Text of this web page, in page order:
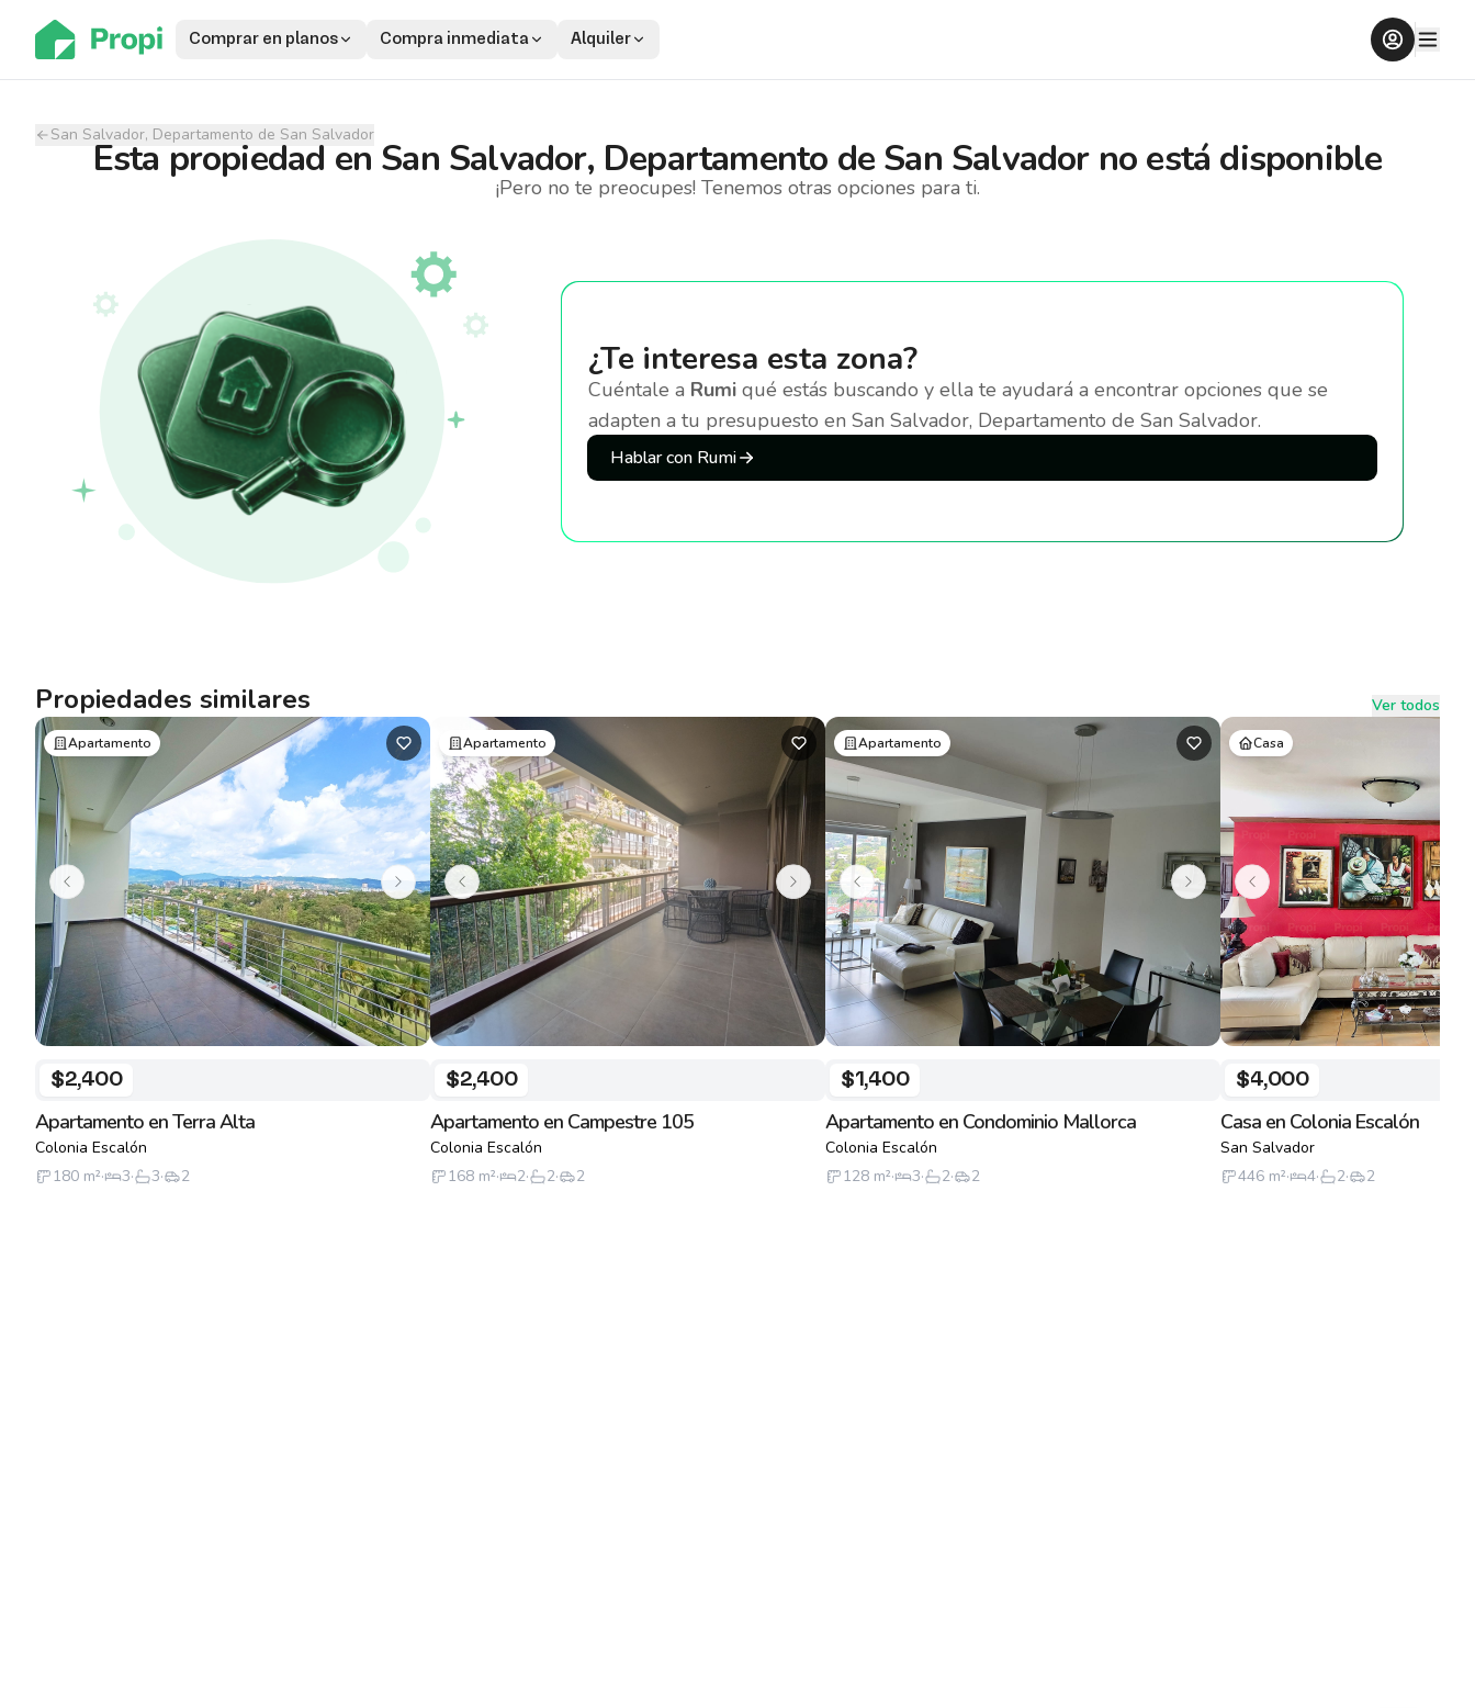
Comprar en planos Compra inmediata Alquiler
San Salvador, Departamento de San Salvador
Esta propiedad en San Salvador, Departamento de San Salvador no está disponible
¡Pero no te preocupes! Tenemos otras opciones para ti.
¿Te interesa esta zona?
Cuéntale a Rumi qué estás buscando y ella te ayudará a encontrar opciones que se
adapten a tu presupuesto en San Salvador, Departamento de San Salvador.
Hablar con Rumi
Propiedades similares Ver todos
Apartamento
$2,400
Apartamento en Terra Alta
Colonia Escalón
180 m²· 3· 3· 2
Apartamento
$2,400
Apartamento en Campestre 105
Colonia Escalón
168 m²· 2· 2· 2
Apartamento
$1,400
Apartamento en Condominio Mallorca
Colonia Escalón
128 m²· 3· 2· 2
Casa
$4,000
Casa en Colonia Escalón
San Salvador
446 m²· 4· 2· 2